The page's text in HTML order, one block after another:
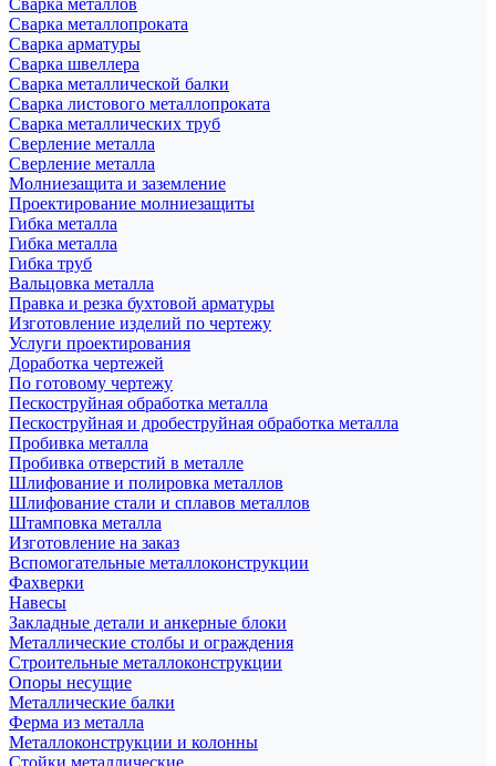
Сварка металлов
Сварка металлопроката
Сварка арматуры
Сварка швеллера
Сварка металлической балки
Сварка листового металлопроката
Сварка металлических труб
Сверление металла
Сверление металла
Молниезащита и заземление
Проектирование молниезащиты
Гибка металла
Гибка металла
Гибка труб
Вальцовка металла
Правка и резка бухтовой арматуры
Изготовление изделий по чертежу
Услуги проектирования
Доработка чертежей
По готовому чертежу
Пескоструйная обработка металла
Пескоструйная и дробеструйная обработка металла
Пробивка металла
Пробивка отверстий в металле
Шлифование и полировка металлов
Шлифование стали и сплавов металлов
Штамповка металла
Изготовление на заказ
Вспомогательные металлоконструкции
Фахверки
Навесы
Закладные детали и анкерные блоки
Металлические столбы и ограждения
Строительные металлоконструкции
Опоры несущие
Металлические балки
Ферма из металла
Металлоконструкции и колонны
Стойки металлические